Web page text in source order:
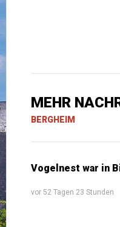
MEHR
BERGHEIM
Vogelnest war in
vor 52 Tagen 23 Stunden